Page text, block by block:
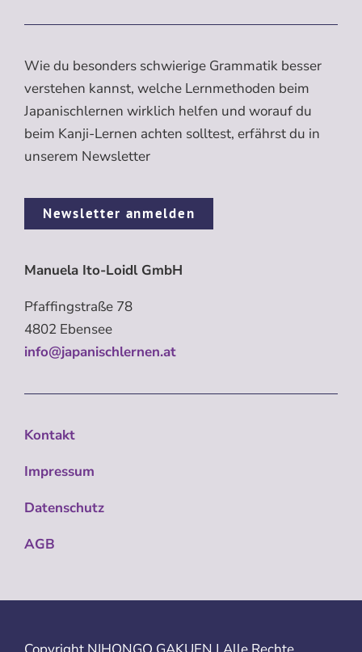
Wie du besonders schwierige Grammatik besser
verstehen kannst, welche Lernmethoden beim
Japanischlernen wirklich helfen und worauf du
beim Kanji-Lernen achten solltest, erfährst du in
unserem Newsletter
Newsletter anmelden
Manuela Ito-Loidl GmbH
Pfaffingstraße 78
4802 Ebensee
info@japanischlernen.at
Kontakt
Impressum
Datenschutz
AGB